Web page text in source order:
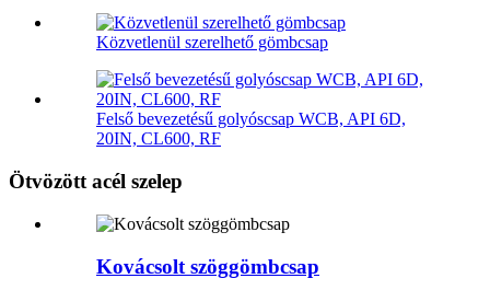
Közvetlenül szerelhető gömbcsap
Felső bevezetésű golyóscsap WCB, API 6D,
20IN, CL600, RF
Ötvözött acél szelep
Kovácsolt szöggömbcsap